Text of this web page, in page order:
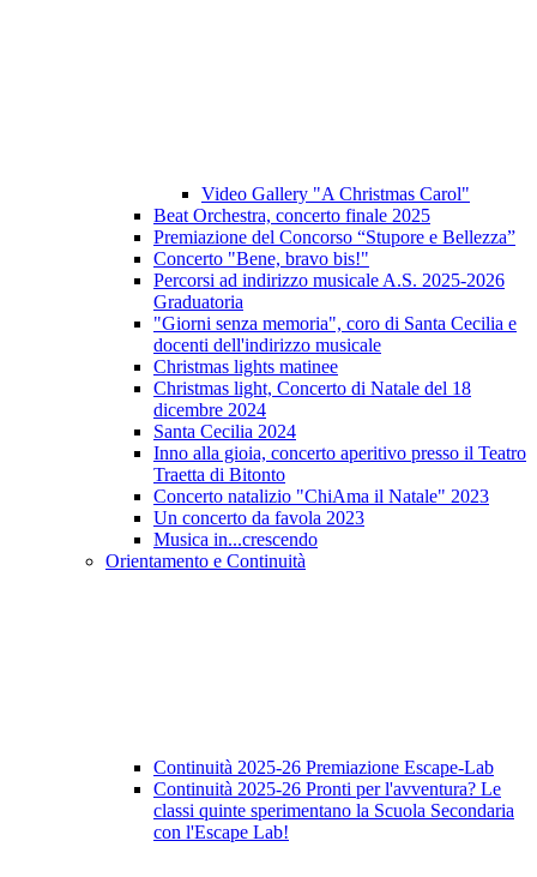
Video Gallery "A Christmas Carol"
Beat Orchestra, concerto finale 2025
Premiazione del Concorso “Stupore e Bellezza”
Concerto "Bene, bravo bis!"
Percorsi ad indirizzo musicale A.S. 2025-2026
Graduatoria
"Giorni senza memoria", coro di Santa Cecilia e
docenti dell'indirizzo musicale
Christmas lights matinee
Christmas light, Concerto di Natale del 18
dicembre 2024
Santa Cecilia 2024
Inno alla gioia, concerto aperitivo presso il Teatro
Traetta di Bitonto
Concerto natalizio "ChiAma il Natale" 2023
Un concerto da favola 2023
Musica in...crescendo
Orientamento e Continuità
Continuità 2025-26 Premiazione Escape-Lab
Continuità 2025-26 Pronti per l'avventura? Le
classi quinte sperimentano la Scuola Secondaria
con l'Escape Lab!